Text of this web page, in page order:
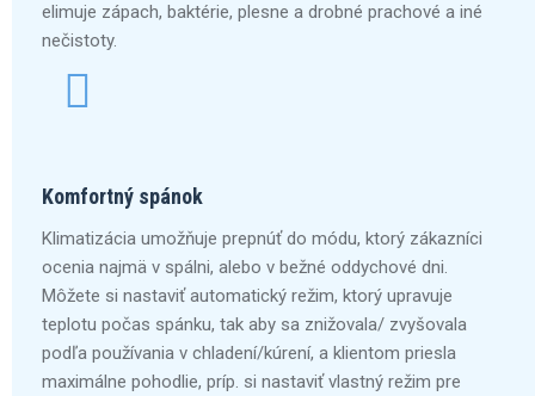
elimuje zápach, baktérie, plesne a drobné prachové a iné
nečistoty.
Komfortný spánok
Klimatizácia umožňuje prepnúť do módu, ktorý zákazníci
ocenia najmä v spálni, alebo v bežné oddychové dni.
Môžete si nastaviť automatický režim, ktorý upravuje
teplotu počas spánku, tak aby sa znižovala/ zvyšovala
podľa používania v chladení/kúrení, a klientom priesla
maximálne pohodlie, príp. si nastaviť vlastný režim pre